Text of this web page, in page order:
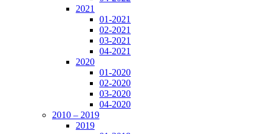
2021
01-2021
02-2021
03-2021
04-2021
2020
01-2020
02-2020
03-2020
04-2020
2010 – 2019
2019